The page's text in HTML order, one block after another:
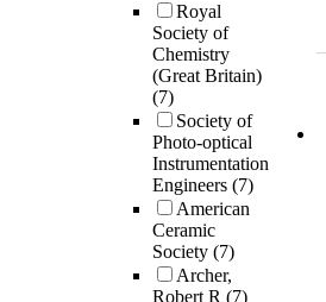
Royal
Society of
Chemistry
(Great Britain)
(7)
Society of
Photo-optical
Instrumentation
Engineers (7)
American
Ceramic
Society (7)
Archer,
Robert R (7)